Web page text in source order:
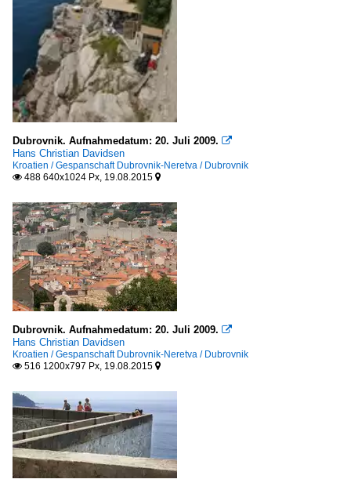
Dubrovnik. Aufnahmedatum: 20. Juli 2009. 
Hans Christian Davidsen
Kroatien / Gespanschaft Dubrovnik-Neretva / Dubrovnik
 488 640x1024 Px, 19.08.2015 
Dubrovnik. Aufnahmedatum: 20. Juli 2009. 
Hans Christian Davidsen
Kroatien / Gespanschaft Dubrovnik-Neretva / Dubrovnik
 516 1200x797 Px, 19.08.2015 